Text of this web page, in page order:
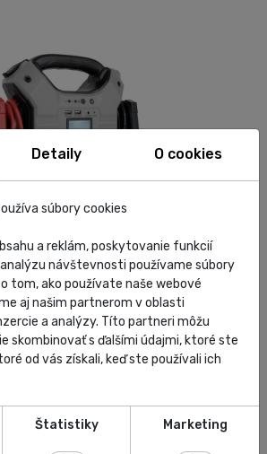
Zobraziť
Detaily O cookies
súbory cookies
a reklám, poskytovanie funkcií
návštevnosti používame súbory
tom, ako používate naše webové
aj našim partnerom v oblasti
a analýzy. Títo partneri môžu
skombinovať s ďalšími údajmi, ktoré ste
od vás získali, keď ste používali ich
Štatistiky Marketing